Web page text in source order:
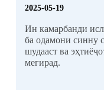
2025-05-19
Ин камарбанди
ба одамони синну
шудааст ва
мегирад.